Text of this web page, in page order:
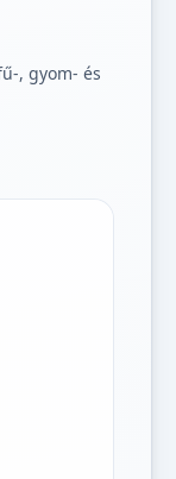
, gyom- és